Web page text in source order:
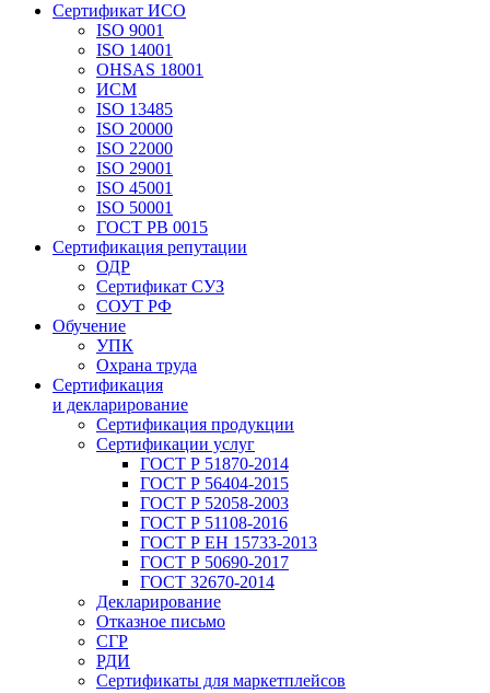
Сертификат ИСО
ISO 9001
ISO 14001
OHSAS 18001
ИСМ
ISO 13485
ISO 20000
ISO 22000
ISO 29001
ISO 45001
ISO 50001
ГОСТ РВ 0015
Сертификация репутации
ОДР
Сертификат СУЗ
СОУТ РФ
Обучение
УПК
Охрана труда
Сертификация
и декларирование
Сертификация продукции
Сертификации услуг
ГОСТ Р 51870-2014
ГОСТ Р 56404-2015
ГОСТ Р 52058-2003
ГОСТ Р 51108-2016
ГОСТ Р ЕН 15733-2013
ГОСТ Р 50690-2017
ГОСТ 32670-2014
Декларирование
Отказное письмо
СГР
РДИ
Сертификаты для маркетплейсов